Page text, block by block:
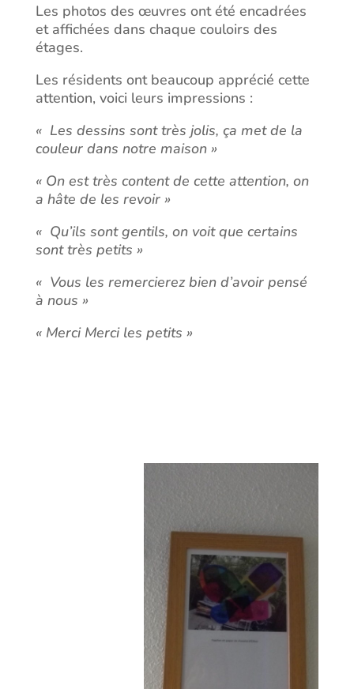
Les photos des œuvres ont été encadrées
et affichées dans chaque couloirs des
étages.
Les résidents ont beaucoup apprécié cette
attention, voici leurs impressions :
« Les dessins sont très jolis, ça met de la
couleur dans notre maison »
« On est très content de cette attention, on
a hâte de les revoir »
« Qu’ils sont gentils, on voit que certains
sont très petits »
« Vous les remercierez bien d’avoir pensé
à nous »
« Merci Merci les petits »